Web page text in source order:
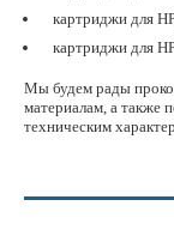
картриджи для
картриджи для
Мы будем рады
материалам, а также
техническим